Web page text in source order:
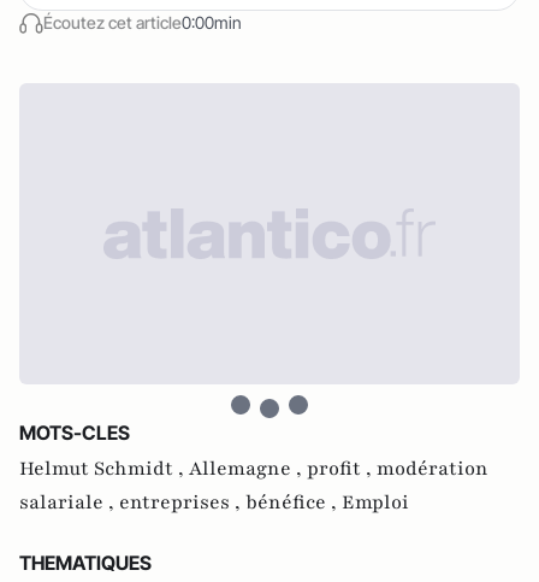
Écoutez cet article0:00min
MOTS-CLES
Helmut Schmidt , Allemagne , profit , modération
salariale , entreprises , bénéfice , Emploi
THEMATIQUES